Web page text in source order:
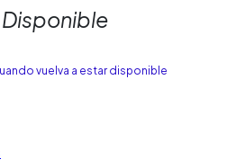
vuelva a estar disponible